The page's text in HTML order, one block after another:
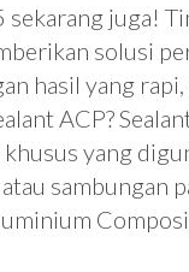
juga!
solusi
hasil yang
ACP?
yang
sambungan